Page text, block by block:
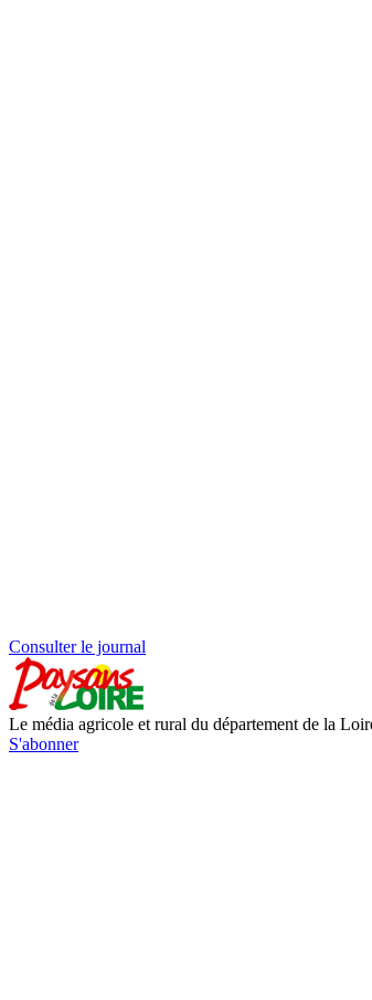
Consulter le journal
Le média agricole et rural du département de la
S'abonner